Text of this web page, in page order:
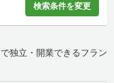
検索条件を変更
で独立・開業できるフラン